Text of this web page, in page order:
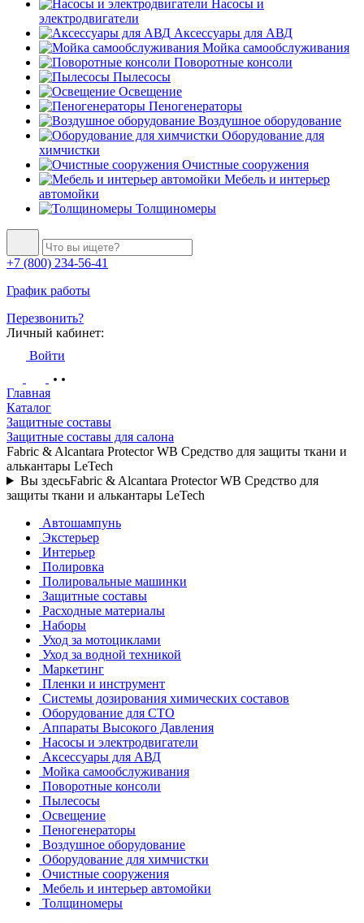
Насосы и
электродвигатели
Аксессуары для АВД
Мойка самообслуживания
Поворотные консоли
Пылесосы
Освещение
Пеногенераторы
Воздушное оборудование
Оборудование для
химчистки
Очистные сооружения
Мебель и интерьер
автомойки
Толщиномеры
+7 (800) 234-56-41
График работы
Перезвонить?
Личный кабинет:
Войти
Главная
Каталог
Защитные составы
Защитные составы для салона
Fabric & Alcantara Protector WB Средство для защиты ткани и
алькантары LeTech
Вы здесьFabric & Alcantara Protector WB Средство для
защиты ткани и алькантары LeTech
Автошампунь
Экстерьер
Интерьер
Полировка
Полировальные машинки
Защитные составы
Расходные материалы
Наборы
Уход за мотоциклами
Уход за водной техникой
Маркетинг
Пленки и инструмент
Системы дозирования химических составов
Оборудование для СТО
Аппараты Высокого Давления
Насосы и электродвигатели
Аксессуары для АВД
Мойка самообслуживания
Поворотные консоли
Пылесосы
Освещение
Пеногенераторы
Воздушное оборудование
Оборудование для химчистки
Очистные сооружения
Мебель и интерьер автомойки
Толщиномеры